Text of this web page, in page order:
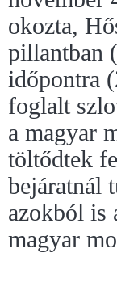
okozta,
pillantban
időpontra
foglalt
a magyar
töltődtek
bejáratnál
azokból is
magyar